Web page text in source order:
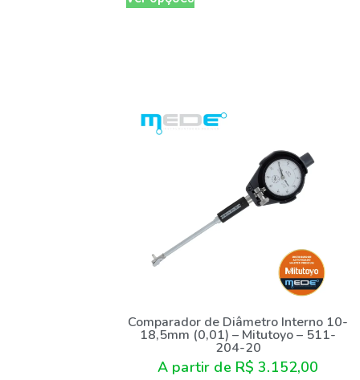
Comparador de Diâmetro Interno 10-
18,5mm (0,01) – Mitutoyo – 511-
204-20
A partir de R$ 3.152,00